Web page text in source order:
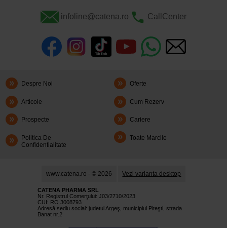
infoline@catena.ro CallCenter
Despre Noi Oferte
Articole Cum Rezerv
Prospecte Cariere
Politica De
Confidentialitate
Toate Marcile
www.catena.ro - © 2026 Vezi varianta desktop
CATENA PHARMA SRL
Nr. Registrul Comerţului: J03/2710/2023
CUI: RO 3008793
Adresă sediu social: judetul Argeş, municipiul Piteşti, strada
Banat nr.2